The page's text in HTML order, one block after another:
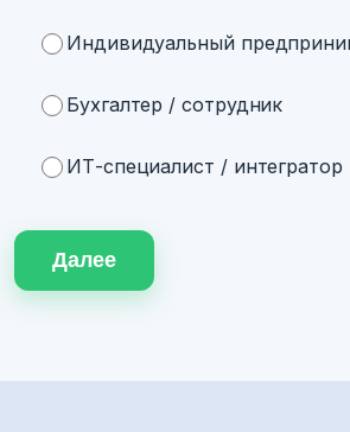
Индивидуальный
Бухгалтер / сотрудник
ИТ-специалист / интегратор
Далее